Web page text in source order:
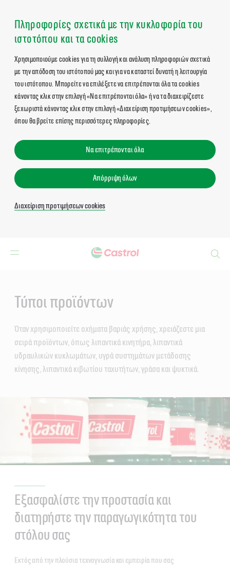
Πληροφορίες σχετικά με την κυκλοφορία του
ιστοτόπου και τα cookies
Χρησιμοποιούμε cookies για τη συλλογή και ανάλυση πληροφοριών σχετικά
με την απόδοση του ιστότοπού μας και για να καταστεί δυνατή η λειτουργία
του ιστότοπου. Μπορείτε να επιλέξετε να επιτρέπονται όλα τα cookies
κάνοντας κλικ στην επιλογή «Να επιτρέπονται όλα» ή να τα διαχειρίζεστε
ξεχωριστά κάνοντας κλικ στην επιλογή «Διαχείριση προτιμήσεων cookies»,
όπου θα βρείτε επίσης περισσότερες πληροφορίες.
Να επιτρέπονται όλα
Απόρριψη όλων
Διαχείριση προτιμήσεων cookies
Τύποι προϊόντων
Όταν χρησιμοποιείτε οχήματα βαριάς χρήσης, χρειάζεστε μια
σειρά προϊόντων, όπως λιπαντικά κινητήρα, λιπαντικά
υδραυλικών κυκλωμάτων, υγρά συστημάτων μετάδοσης
κίνησης, λιπαντικά κιβωτίου ταχυτήτων, γράσα και ψυκτικά.
Εξασφαλίστε την προστασία και
διατηρήστε την παραγωγικότητα του
στόλου σας
Εκτός από την πλούσια τεχνογνωσία και εμπειρία που σας